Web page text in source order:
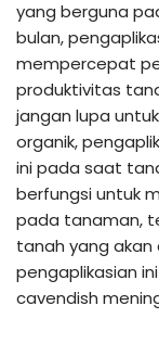
yang berguna
bulan,
mempercepat
produktivitas
jangan lupa
organik,
ini pada saat
berfungsi untuk
pada tanaman,
tanah yang akan
pengaplikasian
cavendish